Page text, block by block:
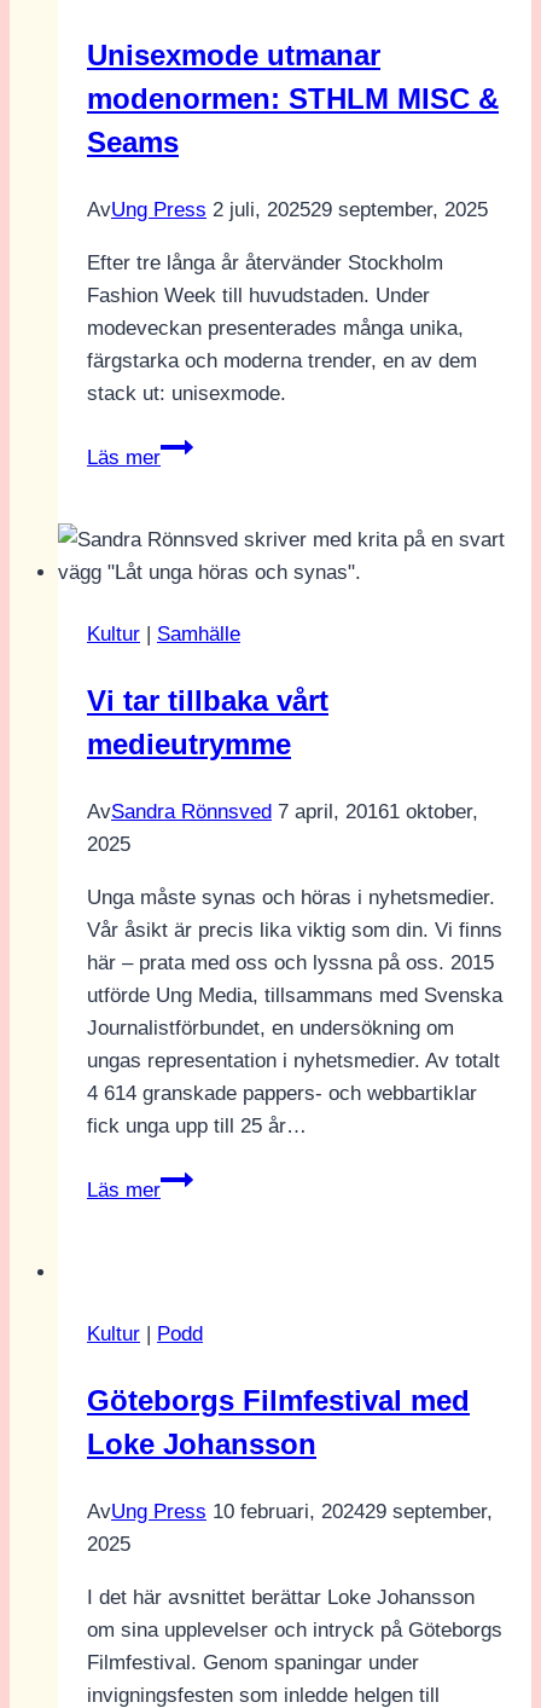
Unisexmode utmanar
modenormen: STHLM MISC &
Seams
AvUng Press 2 juli, 202529 september, 2025
Efter tre långa år återvänder Stockholm
Fashion Week till huvudstaden. Under
modeveckan presenterades många unika,
färgstarka och moderna trender, en av dem
stack ut: unisexmode.
Läs mer
Unisexmode
STHLM
MISC
Seams
Kultur | Samhälle
Vi tar tillbaka vårt
medieutrymme
AvSandra Rönnsved 7 april, 20161 oktober,
2025
Unga måste synas och höras i nyhetsmedier.
Vår åsikt är precis lika viktig som din. Vi finns
här – prata med oss och lyssna på oss. 2015
utförde Ung Media, tillsammans med Svenska
Journalistförbundet, en undersökning om
ungas representation i nyhetsmedier. Av totalt
4 614 granskade pappers- och webbartiklar
fick unga upp till 25 år…
Läs mer
Vi
Kultur | Podd
Göteborgs Filmfestival med
Loke Johansson
AvUng Press 10 februari, 202429 september,
2025
I det här avsnittet berättar Loke Johansson
om sina upplevelser och intryck på Göteborgs
Filmfestival. Genom spaningar under
invigningsfesten som inledde helgen till